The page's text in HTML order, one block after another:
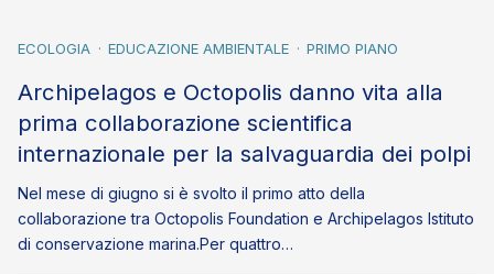
ECOLOGIA EDUCAZIONE AMBIENTALE PRIMO PIANO
Archipelagos e Octopolis danno vita alla
prima collaborazione scientifica
internazionale per la salvaguardia dei polpi
Nel mese di giugno si è svolto il primo atto della
collaborazione tra Octopolis Foundation e Archipelagos Istituto
di conservazione marina.Per quattro…